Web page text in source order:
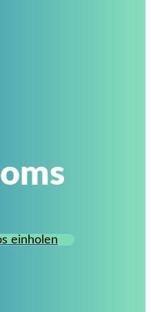
einholen